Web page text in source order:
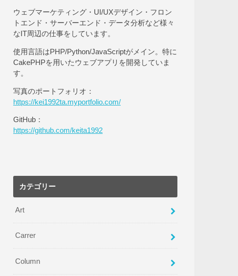
ウェブマーケティング・UI/UXデザイン・フロン
トエンド・サーバーエンド・データ分析など様々
なIT周辺の仕事をしています。
使用言語はPHP/Python/JavaScriptがメイン。特に
CakePHPを用いたウェブアプリを開発していま
す。
写真のポートフォリオ：
https://kei1992ta.myportfolio.com/
GitHub：
https://github.com/keita1992
カテゴリー
Art
Carrer
Column